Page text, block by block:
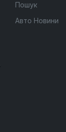
Пошук
Авто Новини